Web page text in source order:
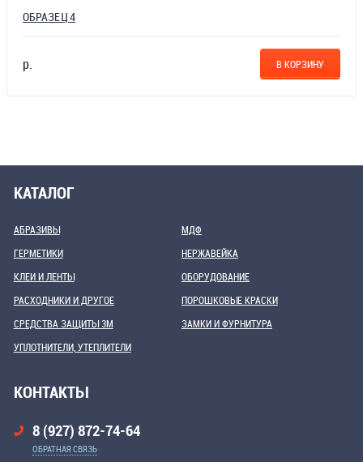
ОБРАЗЕЦ 4
р. В КОРЗИНУ
КАТАЛОГ
АБРАЗИВЫ
ГЕРМЕТИКИ
КЛЕИ И ЛЕНТЫ
МДФ
НЕРЖАВЕЙКА
ОБОРУДОВАНИЕ
РАСХОДНИКИ И ДРУГОЕ
СРЕДСТВА ЗАЩИТЫ 3М
УПЛОТНИТЕЛИ, УТЕПЛИТЕЛИ
ПОРОШКОВЫЕ КРАСКИ
ЗАМКИ И ФУРНИТУРА
КОНТАКТЫ
8 (927) 872-74-64
ОБРАТНАЯ СВЯЗЬ